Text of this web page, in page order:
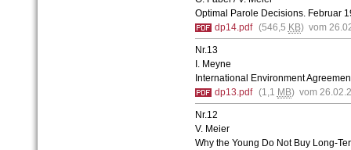
Optimal Parole Decisions. Februar
dp14.pdf (546,5 KB) vom
Nr.13
I. Meyne
International Environment
dp13.pdf (1,1 MB) vom
Nr.12
V. Meier
Why the Young Do Not Buy Long-